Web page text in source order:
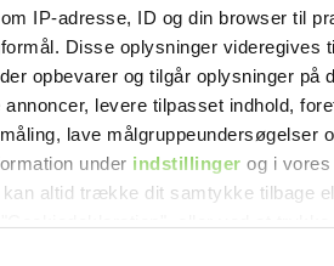
IP-adresse, ID og din browser til
Disse oplysninger videregives
opbevarer og tilgår oplysninger på
levere tilpasset indhold,
lave målgruppeundersøgelser
under indstillinger og i vores
kan altid trække dit samtykke tilbage